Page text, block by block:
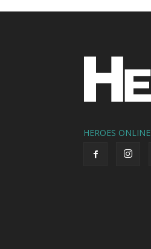
HEROES ONLINE